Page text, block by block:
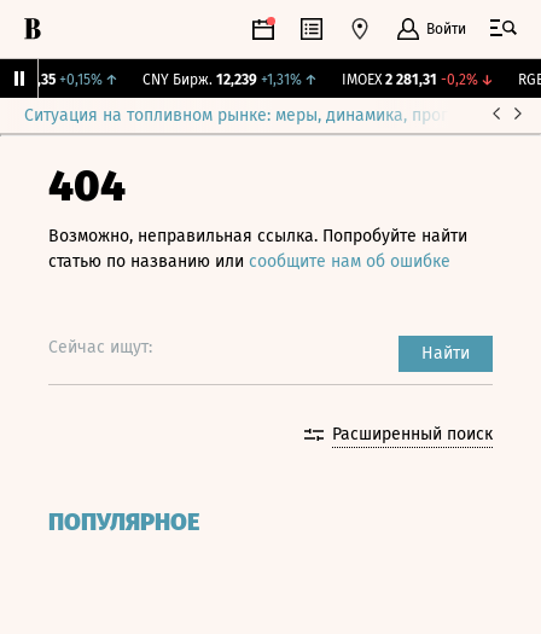
Войти
115,35 +0,15%↑ CNY Бирж. 12,239 +1,31%↑ IMOEX 2 281,31 -0,2%↓
Ситуация на топливном рынке: меры, динамика, прогнозы
404
Возможно, неправильная ссылка. Попробуйте найти
статью по названию или сообщите нам об ошибке
Сейчас ищут: Найти
Расширенный поиск
ПОПУЛЯРНОЕ